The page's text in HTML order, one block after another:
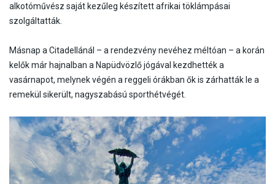
alkotóművész saját kezűleg készített afrikai töklámpásai
szolgáltatták.
Másnap a Citadellánál – a rendezvény nevéhez méltóan – a korán
kelők már hajnalban a Napüdvözlő jógával kezdhették a
vasárnapot, melynek végén a reggeli órákban ők is zárhatták le a
remekül sikerült, nagyszabású sporthétvégét.